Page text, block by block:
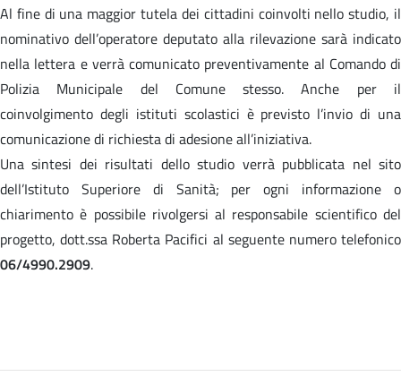
Al fine di una maggior tutela dei cittadini coinvolti nello studio, il
nominativo dell’operatore deputato alla rilevazione sarà indicato
nella lettera e verrà comunicato preventivamente al Comando di
Polizia Municipale del Comune stesso. Anche per il
coinvolgimento degli istituti scolastici è previsto l’invio di una
comunicazione di richiesta di adesione all’iniziativa.
Una sintesi dei risultati dello studio verrà pubblicata nel sito
dell’Istituto Superiore di Sanità; per ogni informazione o
chiarimento è possibile rivolgersi al responsabile scientifico del
progetto, dott.ssa Roberta Pacifici al seguente numero telefonico
06/4990.2909.